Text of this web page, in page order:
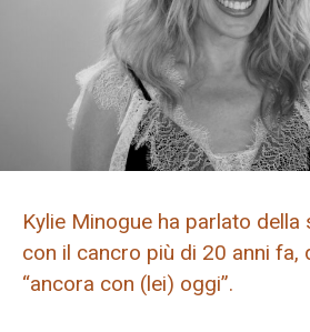
Kylie Minogue ha parlato della
con il cancro più di 20 anni fa,
“ancora con (lei) oggi”.